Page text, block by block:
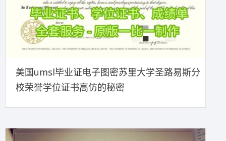
美国umsl毕业证电子图密苏里大学圣路易斯分
校荣誉学位证书高仿的秘密